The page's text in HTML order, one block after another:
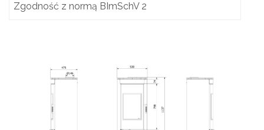
Zgodność z normą BImSchV 2